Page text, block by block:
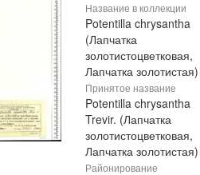
Название в коллекции
Potentilla chrysantha
(Лапчатка
золотистоцветковая,
Лапчатка золотистая)
Принятое название
Potentilla chrysantha
Trevir. (Лапчатка
золотистоцветковая,
Лапчатка золотистая)
Районирование